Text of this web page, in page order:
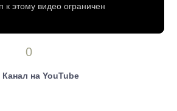
0
Канал на YouTube